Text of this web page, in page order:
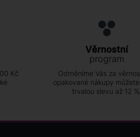
Kč
Věrnostní
program
Odměníme Vás za
opakované nákupy
trvalou slevu až 12